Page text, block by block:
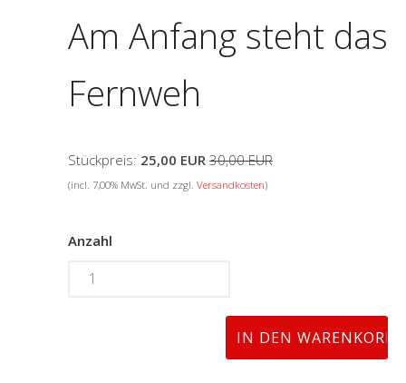
Am Anfang steht das
Fernweh
Stückpreis: 25,00 EUR 30,00 EUR
(incl. 7,00% MwSt. und zzgl. Versandkosten)
Anzahl